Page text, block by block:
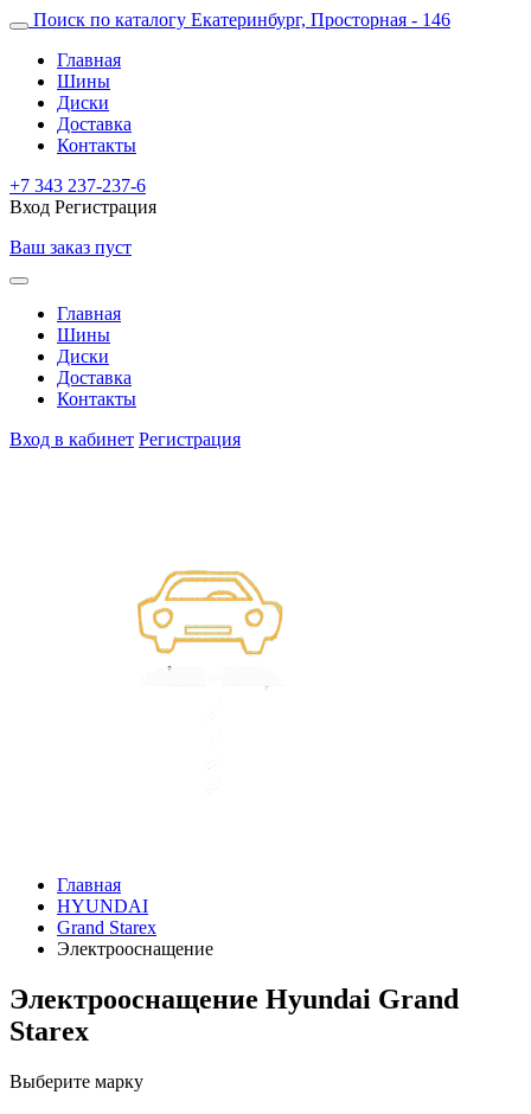
Поиск по каталогу Екатеринбург, Просторная - 146
Главная
Шины
Диски
Доставка
Контакты
+7 343 237-237-6
Вход Регистрация
Ваш заказ пуст
Главная
Шины
Диски
Доставка
Контакты
Вход в кабинет Регистрация
Главная
HYUNDAI
Grand Starex
Электрооснащение
Электрооснащение Hyundai Grand
Starex
Выберите марку